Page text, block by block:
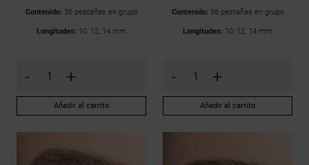
Contenido: 36 pestañas en grupo
Longitudes: 10, 12, 14 mm
- +
Añadir al carrito
Contenido: 36 pestañas en grupo
Longitudes: 10, 12, 14 mm
- +
Añadir al carrito